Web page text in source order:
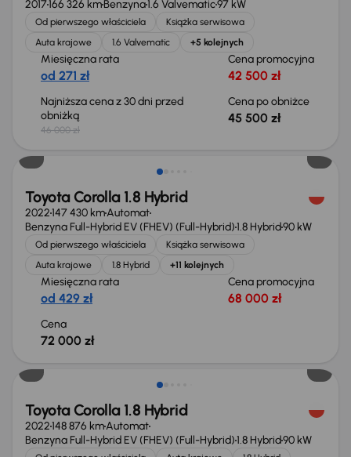
2017166 326 kmBenzyna1.6 Valvematic97 kW
Od pierwszego właściciela
Książka serwisowa
Auta krajowe
1.6 Valvematic +5 kolejnych
Miesięczna rata
od 271 zł
Cena promocyjna
42 500 zł
Najniższa cena z 30 dni przed
obniżką
46 000 zł
Cena po obniżce
45 500 zł
Świeżo skupione
Toyota Corolla 1.8 Hybrid
2022147 430 kmAutomat
Benzyna Full-Hybrid EV (FHEV) (Full-Hybrid)1.8 Hybrid90 kW
Od pierwszego właściciela
Książka serwisowa
Auta krajowe
1.8 Hybrid +11 kolejnych
Miesięczna rata
od 429 zł
Cena promocyjna
68 000 zł
Cena
72 000 zł
Toyota Corolla 1.8 Hybrid
2022148 876 kmAutomat
Benzyna Full-Hybrid EV (FHEV) (Full-Hybrid)1.8 Hybrid90 kW